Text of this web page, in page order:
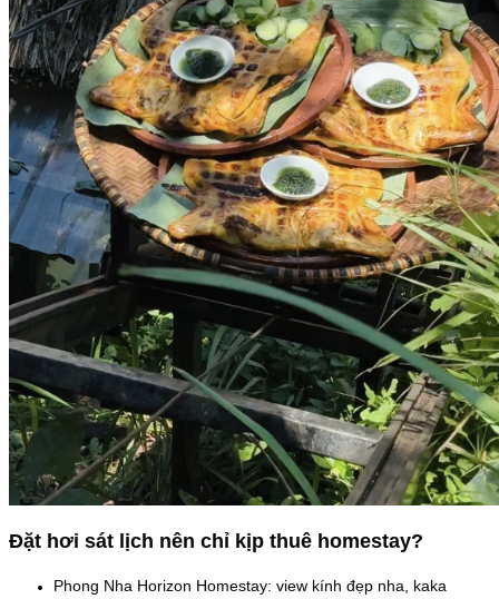
Đặt hơi sát lịch nên chỉ kịp thuê homestay?
Phong Nha Horizon Homestay: view kính đẹp nha, kaka